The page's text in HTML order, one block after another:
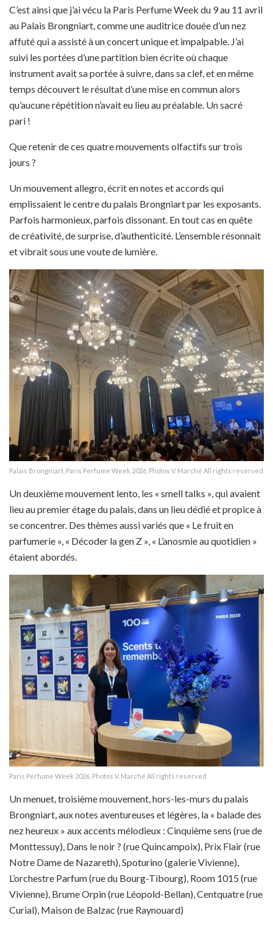
C’est ainsi que j’ai vécu la Paris Perfume Week du 9 au 11 avril
au Palais Brongniart, comme une auditrice douée d’un nez
affuté qui a assisté à un concert unique et impalpable. J’ai
suivi les portées d’une partition bien écrite où chaque
instrument avait sa portée à suivre, dans sa clef, et en même
temps découvert le résultat d’une mise en commun alors
qu’aucune répétition n’avait eu lieu au préalable. Un sacré
pari !
Que retenir de ces quatre mouvements olfactifs sur trois
jours ?
Un mouvement allegro, écrit en notes et accords qui
emplissaient le centre du palais Brongniart par les exposants.
Parfois harmonieux, parfois dissonant. En tout cas en quête
de créativité, de surprise, d’authenticité. L’ensemble résonnait
et vibrait sous une voute de lumière.
Palais Brongniart, Paris Perfume Week 2026, Photos V. Marché All rights reserved
Un deuxième mouvement lento, les « smell talks », qui avaient
lieu au premier étage du palais, dans un lieu dédié et propice à
se concentrer. Des thèmes aussi variés que « Le fruit en
parfumerie », « Décoder la gen Z », « L’anosmie au quotidien »
étaient abordés.
Paris Perfume Week 2026, Photos V. Marché All rights reserved
Un menuet, troisième mouvement, hors-les-murs du palais
Brongniart, aux notes aventureuses et légères, la « balade des
nez heureux » aux accents mélodieux : Cinquième sens (rue de
Monttessuy), Dans le noir ? (rue Quincampoix), Prix Flair (rue
Notre Dame de Nazareth), Spoturino (galerie Vivienne),
L’orchestre Parfum (rue du Bourg-Tibourg), Room 1015 (rue
Vivienne), Brume Orpin (rue Léopold-Bellan), Centquatre (rue
Curial), Maison de Balzac (rue Raynouard)